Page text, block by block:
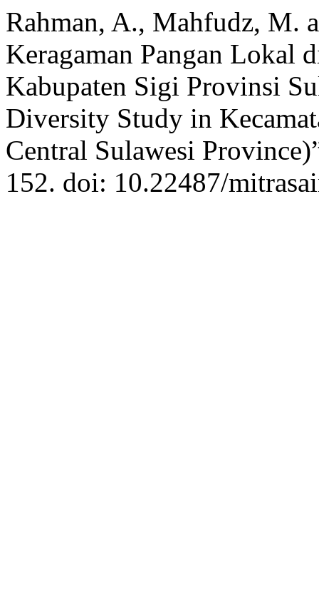
Rahman, A., Mahfudz, M.
Keragaman Pangan Lokal
Kabupaten Sigi Provinsi
Diversity Study in
Central Sulawesi
152. doi: 10.22487/